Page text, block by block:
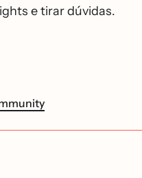
e tirar dúvidas.